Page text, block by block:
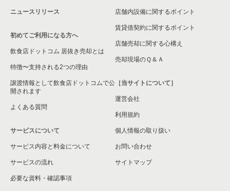
ニュースリリース
初めてご利用になる方へ
飲食店ドットコム 居抜き売却とは
特徴〜支持される2つの理由
譲渡情報として飲食店ドットコムで公
開されます
よくある質問
サービスについて
サービス内容と料金について
サービスの流れ
必要な資料・確認事項
店舗内設備に関するポイント
賃貸借契約に関するポイント
店舗売却に関する心構え
売却現場のＱ＆Ａ
［当サイトについて］
運営会社
利用規約
個人情報の取り扱い
お問い合わせ
サイトマップ